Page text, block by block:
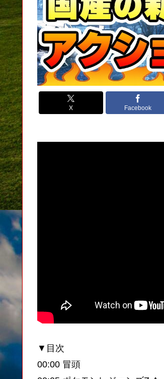
X Facebook
▼目次
00:00 冒頭